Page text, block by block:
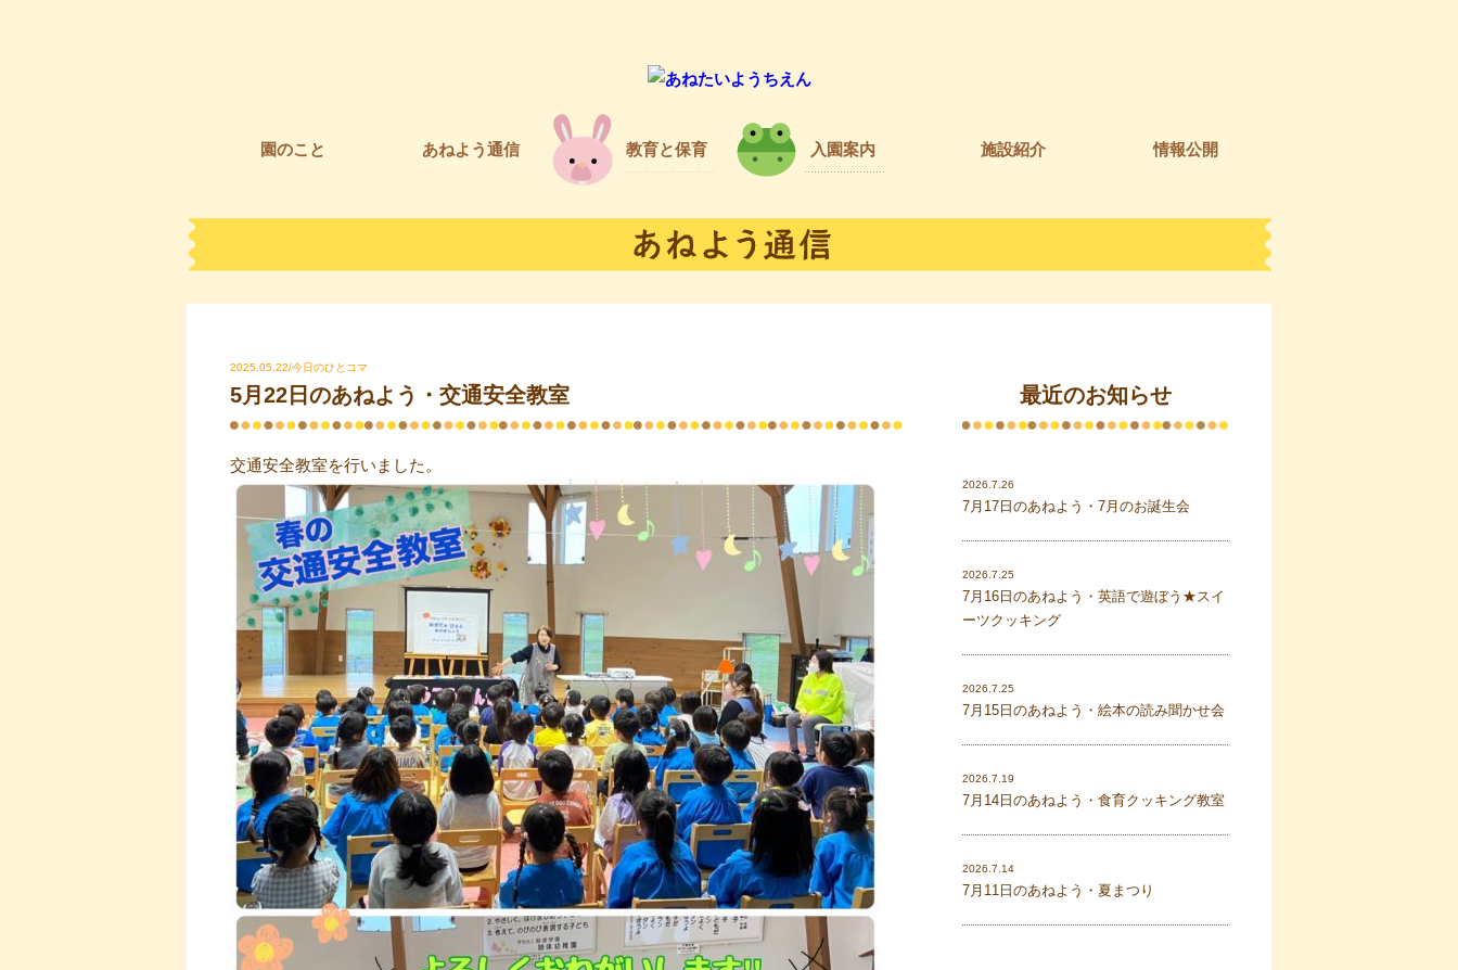
園のこと あねよう通信 教育と保育 入園案内 施設紹介 情報公開
2025.05.22/今日のひとコマ
5月22日のあねよう・交通安全教室
交通安全教室を行いました。
最近のお知らせ
7月17日のあねよう・7月のお誕生会
2026.7.26
7月16日のあねよう・英語で遊ぼう★スイ
ーツクッキング
2026.7.25
7月15日のあねよう・絵本の読み聞かせ会
2026.7.25
7月14日のあねよう・食育クッキング教室
2026.7.19
7月11日のあねよう・夏まつり
2026.7.14